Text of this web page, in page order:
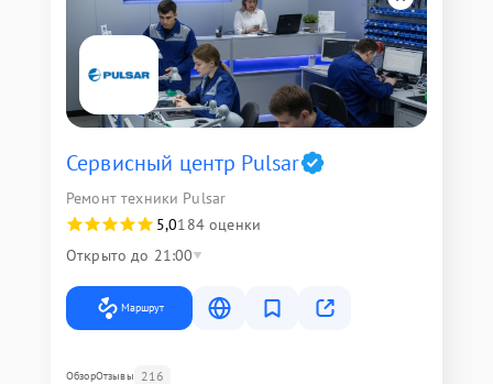
Сервисный центр Pulsar
Ремонт техники Pulsar
5,0184 оценки
Открыто до 21:00
Маршрут
ОбзорОтзывы 216